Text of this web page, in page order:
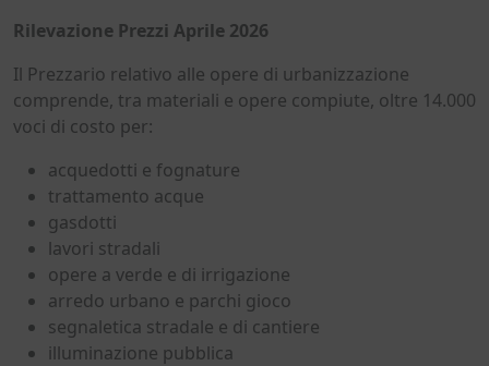
Rilevazione Prezzi Aprile 2026
Il Prezzario relativo alle opere di urbanizzazione
comprende, tra materiali e opere compiute, oltre 14.000
voci di costo per:
acquedotti e fognature
trattamento acque
gasdotti
lavori stradali
opere a verde e di irrigazione
arredo urbano e parchi gioco
segnaletica stradale e di cantiere
illuminazione pubblica